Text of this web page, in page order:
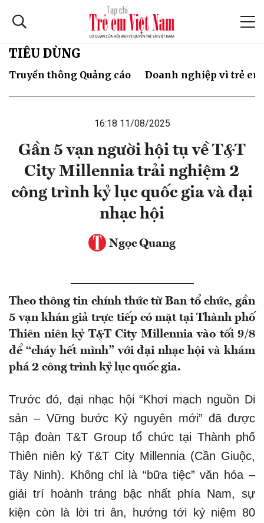
TIÊU DÙNG
Truyền thông Quảng cáo Doanh nghiệp vì trẻ em
16:18 11/08/2025
Gần 5 vạn người hội tụ về T&T
City Millennia trải nghiệm 2
công trình kỷ lục quốc gia và đại
nhạc hội
Ngọc Quang
Theo thông tin chính thức từ Ban tổ chức, gần
5 vạn khán giả trực tiếp có mặt tại Thành phố
Thiên niên kỷ T&T City Millennia vào tối 9/8
để “cháy hết mình” với đại nhạc hội và khám
phá 2 công trình kỷ lục quốc gia.
Trước đó, đại nhạc hội “Khơi mạch nguồn Di
sản – Vững bước Kỷ nguyên mới” đã được
Tập đoàn T&T Group tổ chức tại Thành phố
Thiên niên kỷ T&T City Millennia (Cần Giuộc,
Tây Ninh). Không chỉ là “bữa tiệc” văn hóa –
giải trí hoành tráng bậc nhất phía Nam, sự
kiện còn là lời tri ân, hướng tới kỷ niệm 80